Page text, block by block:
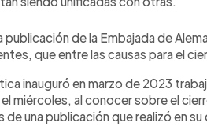
publicación de la Embajada de
que entre las causas para el
inauguró en marzo de 2023
miércoles, al conocer sobre el
de una publicación que realizó en